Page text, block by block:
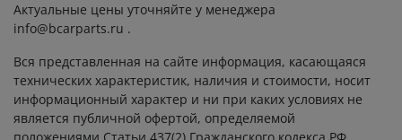
Актуальные цены уточняйте у менеджера
info@bcarparts.ru .
Вся представленная на сайте информация, касающаяся
технических характеристик, наличия и стоимости, носит
информационный характер и ни при каких условиях не
является публичной офертой, определяемой